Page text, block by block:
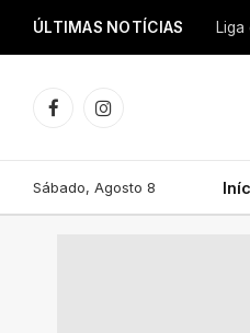
ÚLTIMAS NOTÍCIAS
FacebookInstagram
Sábado, Agosto 8